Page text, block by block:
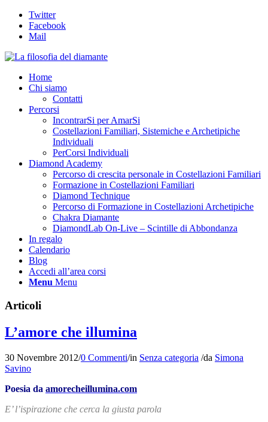
Twitter
Facebook
Mail
Home
Chi siamo
Contatti
Percorsi
IncontrarSi per AmarSi
Costellazioni Familiari, Sistemiche e Archetipiche
Individuali
PerCorsi Individuali
Diamond Academy
Percorso di crescita personale in Costellazioni Familiari
Formazione in Costellazioni Familiari
Diamond Technique
Percorso di Formazione in Costellazioni Archetipiche
Chakra Diamante
DiamondLab On-Live – Scintille di Abbondanza
In regalo
Calendario
Blog
Accedi all’area corsi
Menu Menu
Articoli
L’amore che illumina
30 Novembre 2012/0 Commenti/in Senza categoria /da Simona
Savino
Poesia da amorecheillumina.com
E’ l’ispirazione che cerca la giusta parola